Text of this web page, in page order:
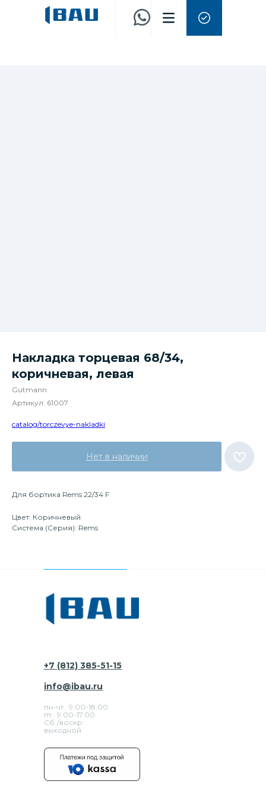
Накладка торцевая 68/34,
коричневая, левая
Gutmann
Артикул: 61007
catalog/torczevye-nakladki
Нет в наличии
Для бортика Rems 22/34 F
Цвет: Коричневый
Система (Серия): Rems
+7 (812) 385-51-15
пн-чт.: 9:00-18:00
пт.: 9.00-17.00
Сб./воскр.:
выходной
info@ibau.ru